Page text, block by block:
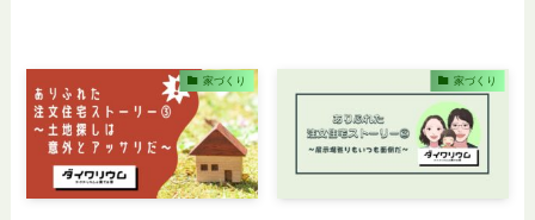
家づくり 家づくり